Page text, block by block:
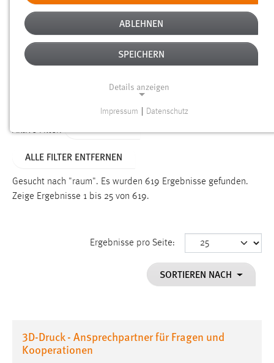
Erstellungsdatum
Alter
Aktive Filter:
ALLE FILTER ENTFERNEN
Gesucht nach "raum". Es wurden 619 Ergebnisse gefunden.
Zeige Ergebnisse 1 bis 25 von 619.
Ergebnisse pro Seite:
SORTIEREN NACH
3D-Druck - Ansprechpartner für Fragen und
Kooperationen
ABLEHNEN
SPEICHERN
Details anzeigen
Funktionen und sind für die einwandfreie Funktion der
Einverständnis
cookie_consent
Dieser Cookie speichert die ausgewählten Einverständnis-
Impressum Datenschutz